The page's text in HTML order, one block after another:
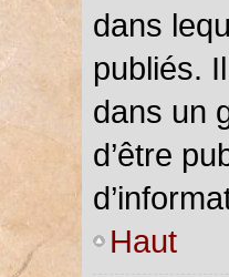
dans
publiés.
dans un
d’être
Haut